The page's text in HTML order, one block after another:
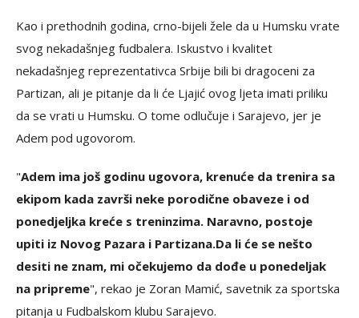
Kao i prethodnih godina, crno-bijeli žele da u Humsku vrate
svog nekadašnjeg fudbalera. Iskustvo i kvalitet
nekadašnjeg reprezentativca Srbije bili bi dragoceni za
Partizan, ali je pitanje da li će Ljajić ovog ljeta imati priliku
da se vrati u Humsku. O tome odlučuje i Sarajevo, jer je
Adem pod ugovorom.
"Adem ima još godinu ugovora, krenuće da trenira sa
ekipom kada završi neke porodične obaveze i od
ponedjeljka kreće s treninzima. Naravno, postoje
upiti iz Novog Pazara i Partizana.Da li će se nešto
desiti ne znam, mi očekujemo da dođe u ponedeljak
na pripreme", rekao je Zoran Mamić, savetnik za sportska
pitanja u Fudbalskom klubu Sarajevo.